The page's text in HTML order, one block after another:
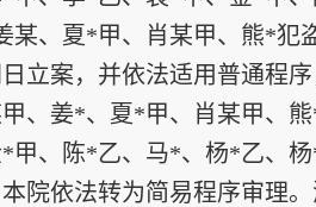
、夏*甲、肖某甲、熊*犯
立案，并依法适用普通程
、姜*、夏*甲、肖某甲、
、陈*乙、马*、杨*乙、
院依法转为简易程序审理